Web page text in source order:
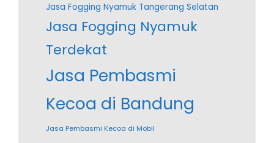
Jasa Fogging Nyamuk Tangerang Selatan
Jasa Fogging Nyamuk
Terdekat
Jasa Pembasmi
Kecoa di Bandung
Jasa Pembasmi Kecoa di Mobil